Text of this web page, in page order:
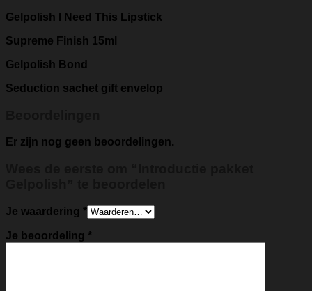
Gelpolish I Need This Lipstick
Supreme Finish 15ml
Gelpolish Bond
Seduction sachet gift envelop
Er zijn nog geen beoordelingen.
Je waardering *
Je beoordeling *